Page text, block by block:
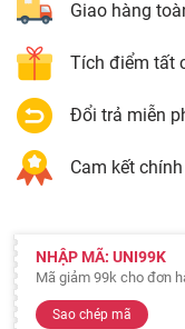
Giao hàng
Tích điểm tất
Đổi trả miễn
Cam kết
NHẬP MÃ: UNI99K
Mã giảm 99k cho đơn
Sao chép mã